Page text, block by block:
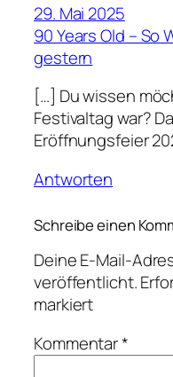
29. Mai 2025
90 Years Old – So
gestern
[…] Du wissen
Festivaltag war?
Eröffnungsfeier
Antworten
Schreibe einen
Deine E-Mail-
veröffentlicht.
markiert
Kommentar*